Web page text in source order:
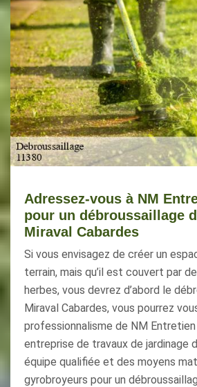
Adressez-vous à NM
pour un débroussaillage
Miraval Cabardes
Si vous envisagez de créer un
terrain, mais qu’il est couvert par
herbes, vous devrez d’abord le
Miraval Cabardes, vous pourrez
professionnalisme de NM
entreprise de travaux de jardinage
équipe qualifiée et des moyens
gyrobroyeurs pour un